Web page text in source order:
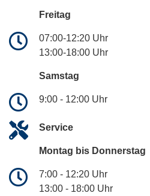
Freitag
07:00-12:20 Uhr
13:00-18:00 Uhr
Samstag
9:00 - 12:00 Uhr
Service
Montag bis Donnerstag
7:00 - 12:20 Uhr
13:00 - 18:00 Uhr